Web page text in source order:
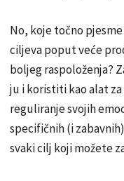
No, koje točno
ciljeva poput veće
boljeg raspoloženja?
ju i koristiti kao alat
reguliranje svojih
specifičnih (i
svaki cilj koji možete